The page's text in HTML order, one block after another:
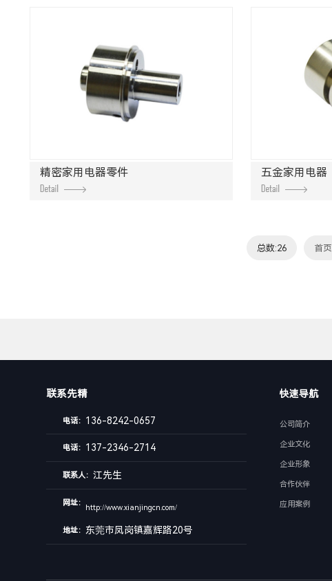
精密家用电器零件 五金家用电器
总数:26 首页
联系先精
电话： 136-8242-0657
电话： 137-2346-2714
联系人：江先生
网址：
http://www.xianjingcn.com/
地址： 东莞市凤岗镇嘉辉路20号
快速导航
公司简介
企业文化
企业形象
合作伙伴
应用案例